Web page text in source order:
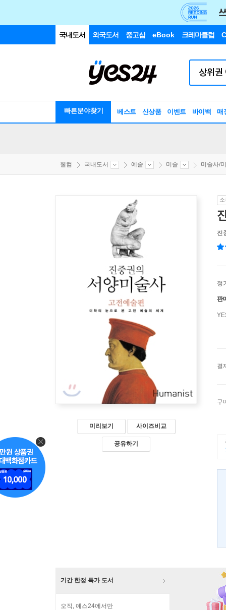
국내도서 외국도서 중고샵 eBook 크레마클럽
빠른분야찾기 베스트 신상품 이벤트 바이백 매
웰컴 국내도서 예술 미술 미술사/
미리보기 사이즈비교
공유하기
진
정
판
결
구
기간 한정 특가 도서
오직, 예스24에서만